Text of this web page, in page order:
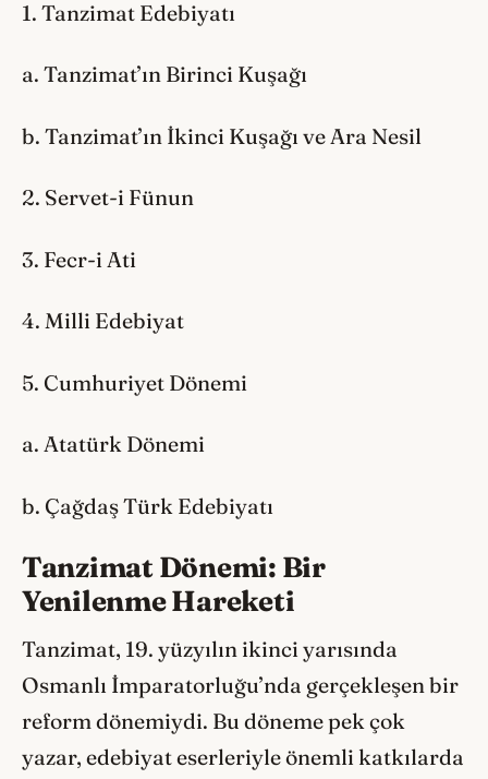
1. Tanzimat Edebiyatı
a. Tanzimat’ın Birinci Kuşağı
b. Tanzimat’ın İkinci Kuşağı ve Ara Nesil
2. Servet-i Fünun
3. Fecr-i Ati
4. Milli Edebiyat
5. Cumhuriyet Dönemi
a. Atatürk Dönemi
b. Çağdaş Türk Edebiyatı
Tanzimat Dönemi: Bir
Yenilenme Hareketi
Tanzimat, 19. yüzyılın ikinci yarısında
Osmanlı İmparatorluğu’nda gerçekleşen bir
reform dönemiydi. Bu döneme pek çok
yazar, edebiyat eserleriyle önemli katkılarda